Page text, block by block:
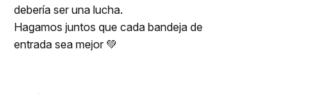
debería ser una lucha.
Hagamos juntos que cada bandeja de
entrada sea mejor 💚